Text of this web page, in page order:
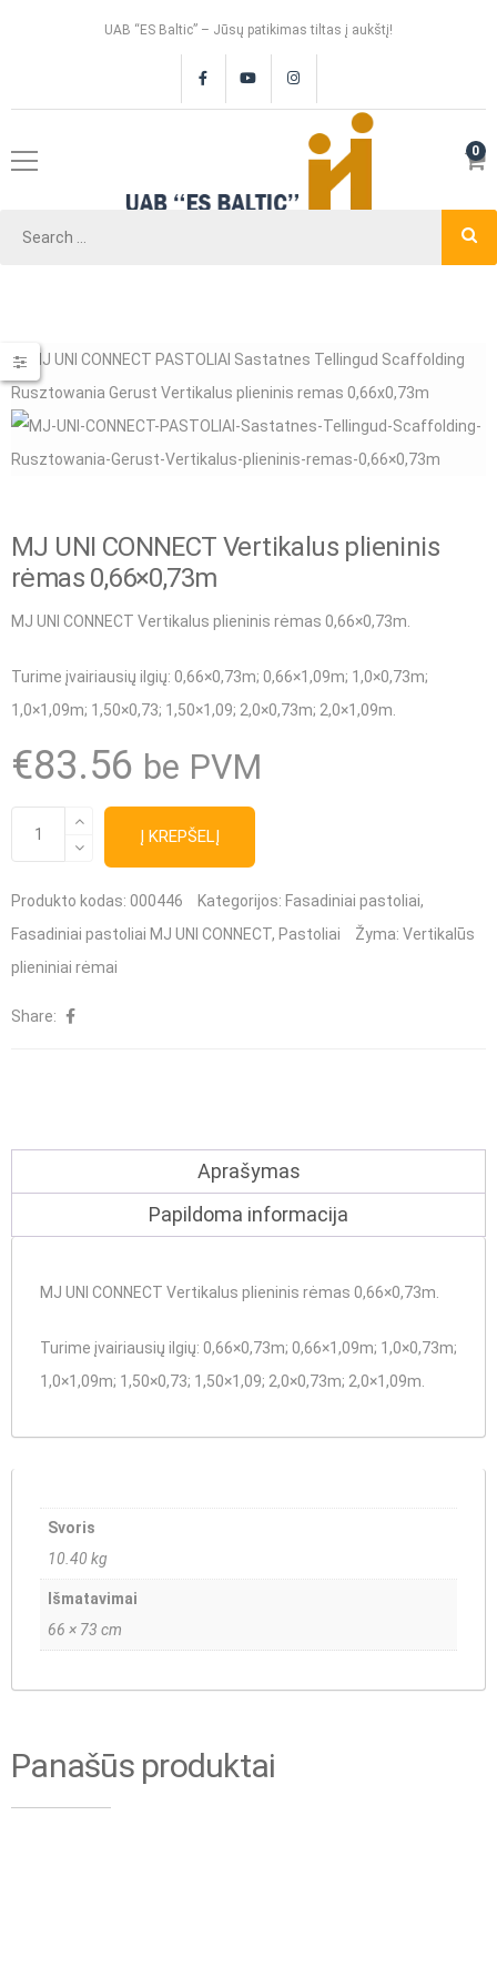
UAB “ES Baltic” – Jūsų patikimas tiltas į aukštį!
0
MJ UNI CONNECT Vertikalus plieninis
rėmas 0,66×0,73m
MJ UNI CONNECT Vertikalus plieninis rėmas 0,66×0,73m.
Turime įvairiausių ilgių: 0,66×0,73m; 0,66×1,09m; 1,0×0,73m;
1,0×1,09m; 1,50×0,73; 1,50×1,09; 2,0×0,73m; 2,0×1,09m.
€83.56 be PVM
plieninis
Į KREPŠELĮ
Produkto kodas: 000446 Kategorijos: Fasadiniai pastoliai,
Fasadiniai pastoliai MJ UNI CONNECT, Pastoliai Žyma: Vertikalūs
plieniniai rėmai
Share:
Aprašymas
Papildoma informacija
MJ UNI CONNECT Vertikalus plieninis rėmas 0,66×0,73m.
Turime įvairiausių ilgių: 0,66×0,73m; 0,66×1,09m; 1,0×0,73m;
1,0×1,09m; 1,50×0,73; 1,50×1,09; 2,0×0,73m; 2,0×1,09m.
Svoris
10.40 kg
Išmatavimai
66 × 73 cm
Panašūs produktai